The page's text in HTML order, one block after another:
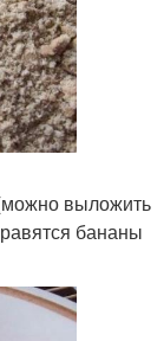
выложить
бананы